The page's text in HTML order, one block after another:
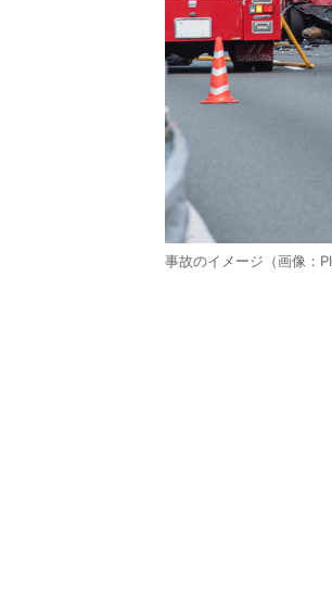
事故のイメージ（画像：